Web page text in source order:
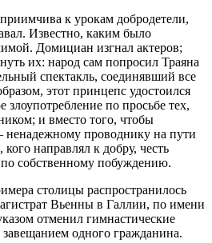
к урокам добродетели,
Известно, каким было
Домициан изгнал актеров;
их: народ сам попросил Траяна
спектакль, соединявший все
этот принцепс удостоился
злоупотребление по просьбе тех,
и вместо того, чтобы
ненадежному проводнику на пути
направлял к добру, честь
собственному побуждению.
столицы распространилось
Вьенны в Галлии, по имени
отменил гимнастические
завещанием одного гражданина.